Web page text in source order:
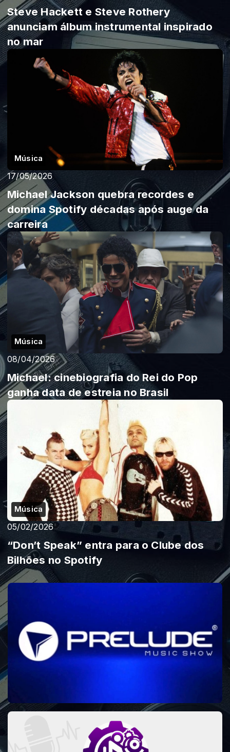
Steve Hackett e Steve Rothery
anunciam álbum instrumental inspirado
no mar
Música
17/05/2026
Michael Jackson quebra recordes e
domina Spotify décadas após auge da
carreira
Música
08/04/2026
Michael: cinebiografia do Rei do Pop
ganha data de estreia no Brasil
Música
05/02/2026
“Don’t Speak” entra para o Clube dos
Bilhões no Spotify